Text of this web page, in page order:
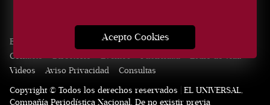
Acepto Cookies
Edición Impresa Noticias Quiénes somos
Contacto
Directorio Eventos Publicidad
Estilo de vida
Videos
Aviso Privacidad
Consultas
Copyright © Todos los derechos reservados | EL UNIVERSAL,
Compañía Periodística Nacional. De no existir previa